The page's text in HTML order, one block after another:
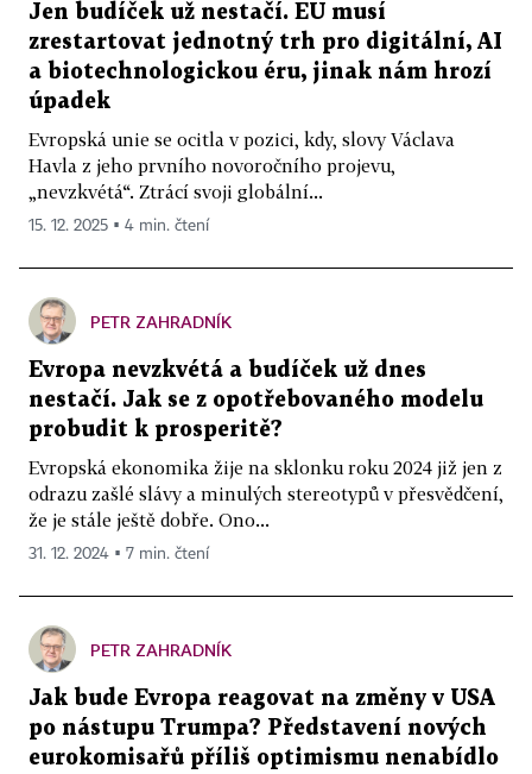
Jen budíček už nestačí. EU musí
zrestartovat jednotný trh pro digitální, AI
a biotechnologickou éru, jinak nám hrozí
úpadek
Evropská unie se ocitla v pozici, kdy, slovy Václava
Havla z jeho prvního novoročního projevu,
„nevzkvétá“. Ztrácí svoji globální...
15. 12. 2025 ▪ 4 min. čtení
PETR ZAHRADNÍK
Evropa nevzkvétá a budíček už dnes
nestačí. Jak se z opotřebovaného modelu
probudit k prosperitě?
Evropská ekonomika žije na sklonku roku 2024 již jen z
odrazu zašlé slávy a minulých stereotypů v přesvědčení,
že je stále ještě dobře. Ono...
31. 12. 2024 ▪ 7 min. čtení
PETR ZAHRADNÍK
Jak bude Evropa reagovat na změny v USA
po nástupu Trumpa? Představení nových
eurokomisařů příliš optimismu nenabídlo